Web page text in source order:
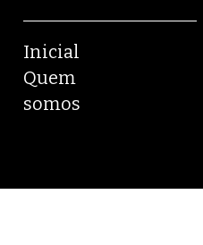
Inicial
Quem
somos